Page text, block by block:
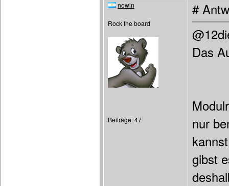
nowin
Rock the board
Beiträge: 47
#
Das
nur
gibst